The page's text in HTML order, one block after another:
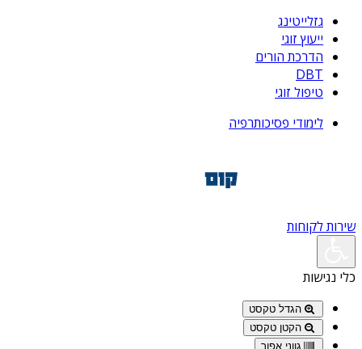
גזלייטינג
ייעוץ זוגי
הדרכת הורים
DBT
טיפול זוגי
לימודי פסיכותרפיה
שירות לקוחות
כלי נגישות
הגדל טקסט
הקטן טקסט
גווני אפור